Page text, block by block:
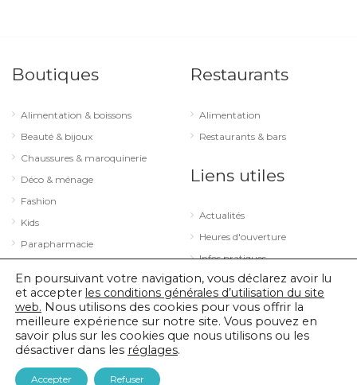
Boutiques
Alimentation & boissons
Beauté & bijoux
Chaussures & maroquinerie
Déco & ménage
Fashion
Kids
Parapharmacie
Sport & loisirs
Technologie & optique
Restaurants
Alimentation
Restaurants & bars
Liens utiles
Actualités
Heures d'ouverture
Infos pratiques
© 2026 City Concorde |Mentions légales
En poursuivant votre navigation, vous déclarez avoir lu
et accepter les conditions générales d’utilisation du site
web. Nous utilisons des cookies pour vous offrir la
meilleure expérience sur notre site. Vous pouvez en
savoir plus sur les cookies que nous utilisons ou les
désactiver dans les réglages.
Accepter Refuser